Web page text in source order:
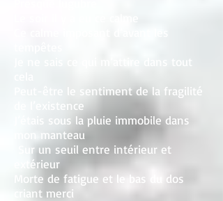
Je ne sais ce qui m’attire dans tout
Peut-être le sentiment de la fragilité
de l’existence
J’étais sous la pluie immobile dans
mon manteau
Sur un seuil entre intérieur et
extérieur
Morte de fatigue et le bas du dos
criant merci